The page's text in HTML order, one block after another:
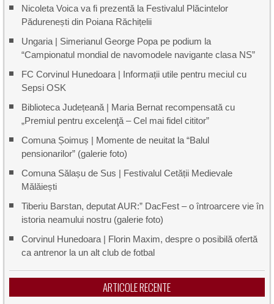
Nicoleta Voica va fi prezentă la Festivalul Plăcintelor
Pădurenești din Poiana Răchițelii
Ungaria | Simerianul George Popa pe podium la
“Campionatul mondial de navomodele navigante clasa NS”
FC Corvinul Hunedoara | Informații utile pentru meciul cu
Sepsi OSK
Biblioteca Județeană | Maria Bernat recompensată cu
„Premiul pentru excelenţă – Cel mai fidel cititor”
Comuna Șoimuș | Momente de neuitat la “Balul
pensionarilor” (galerie foto)
Comuna Sălașu de Sus | Festivalul Cetății Medievale
Mălăiești
Tiberiu Barstan, deputat AUR:” DacFest – o întroarcere vie în
istoria neamului nostru (galerie foto)
Corvinul Hunedoara | Florin Maxim, despre o posibilă ofertă
ca antrenor la un alt club de fotbal
ARTICOLE RECENTE